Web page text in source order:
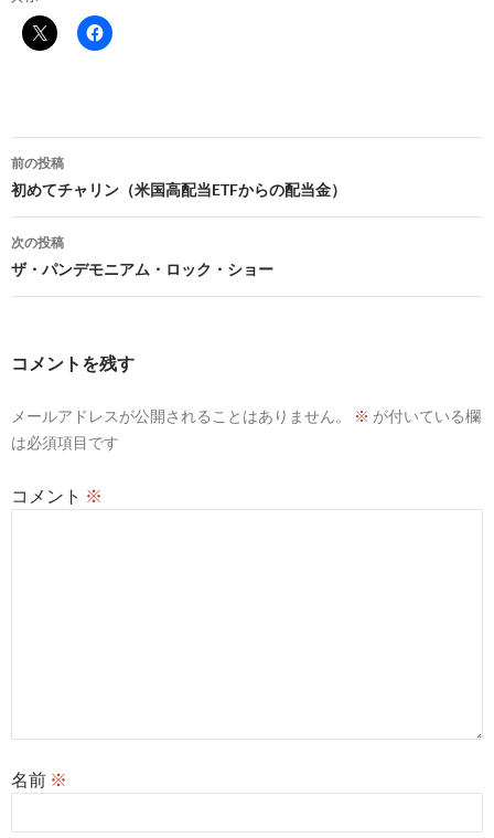
投
稿
ナ
ビ
ゲ
ョ
前の投稿
初めてチャリン（米国高配当ETFからの配当金）
次の投稿
ザ・パンデモニアム・ロック・ショー
コメントを残す
メールアドレスが公開されることはありません。 ※ が付いている欄
は必須項目です
コメント ※
名前 ※